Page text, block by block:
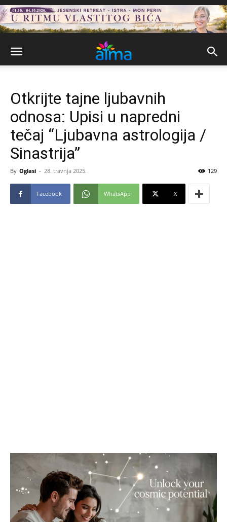
Otkrijte tajne ljubavnih
odnosa: Upisi u napredni
tečaj “Ljubavna astrologija /
Sinastrija”
By Oglasi - 28. travnja 2025. 129
Facebook WhatsApp X